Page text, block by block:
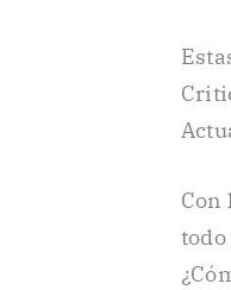
Con
todo